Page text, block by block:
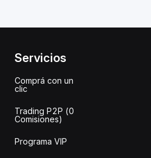
Servicios
Comprá con un
clic
Trading P2P (0
Comisiones)
Programa VIP